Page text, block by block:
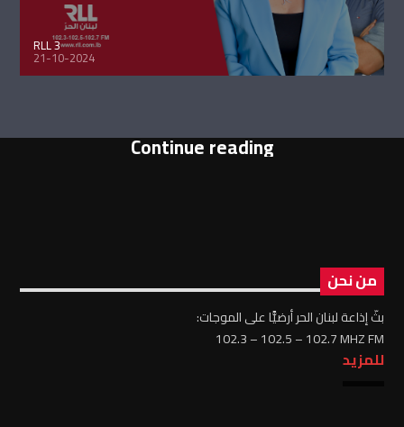
RLL 3
21-10-2024
Continue reading
من نحن
بثّ إذاعة لبنان الحر أرضيًّا على الموجات:
102.3 – 102.5 – 102.7 MHZ FM
للمزيد